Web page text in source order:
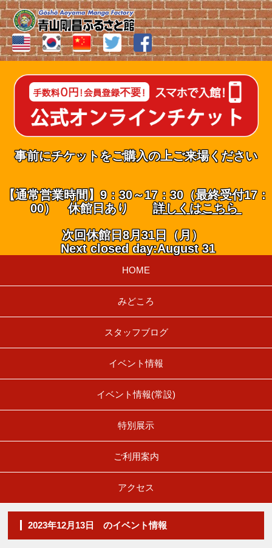
事前にチケットをご購入の上ご来場ください
【通常営業時間】9：30～17：30（最終受付17：
00） 休館日あり詳しくはこちら
次回休館日8月31日（月）
Next closed day:August 31
HOME
みどころ
スタッフブログ
イベント情報
イベント情報(常設)
特別展示
ご利用案内
アクセス
2023年12月13日 のイベント情報